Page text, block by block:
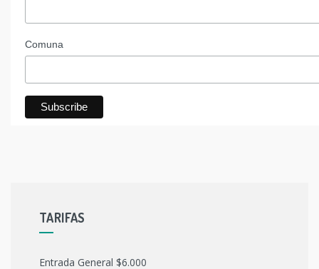
Comuna
TARIFAS
Entrada General $6.000